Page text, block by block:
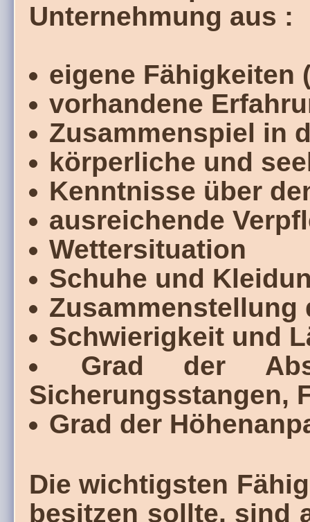
Unternehmung aus :
eigene Fähigkeiten
vorhandene
Zusammenspiel in
körperliche und
Kenntnisse über
ausreichende
Wettersituation
Schuhe und
Zusammenstellung
Schwierigkeit und
Grad der
Sicherungsstangen,
Grad der
Die wichtigsten
besitzen sollte, sind